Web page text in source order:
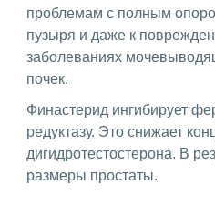
проблемам с полным
пузыря и даже к
заболеваниях
почек.
Финастерид ингибирует
редуктазу. Это снижает
дигидротестостерона. В
размеры простаты.